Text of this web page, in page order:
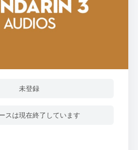
未登録
スは現在終了しています